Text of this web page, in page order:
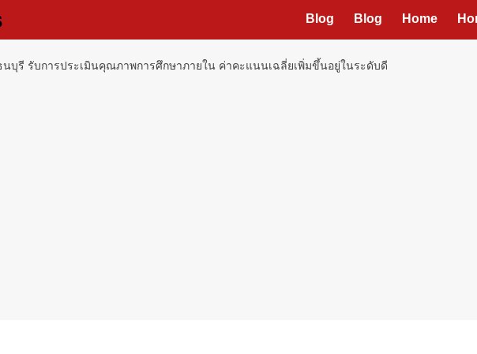
Blog Blog Home
นบุรี รับการประเมินคุณภาพการศึกษาภายใน ค่าคะแนนเฉลี่ยเพิ่มขึ้นอยู่ในระดับดี